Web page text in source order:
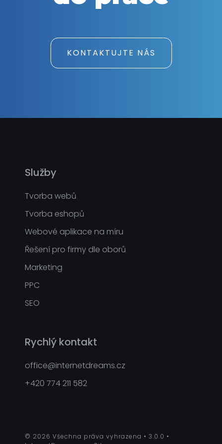
KONTAKTUJTE NÁS
Služby
Tvorba webů
Tvorba eshopů
Webové aplikace na míru
Řešení pro firmy dle oborů
Marketing
PPC
SEO
Rychlý kontakt
office@internetdreams.cz
+420 774 211 582
© 2026 Všechna práva vyhrazena
3.0.0